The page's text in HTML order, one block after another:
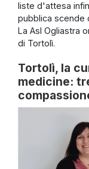
liste d'attesa
pubblica scende
La Asl Ogliastra
di Tortolì.
Tortolì, la
medicine: